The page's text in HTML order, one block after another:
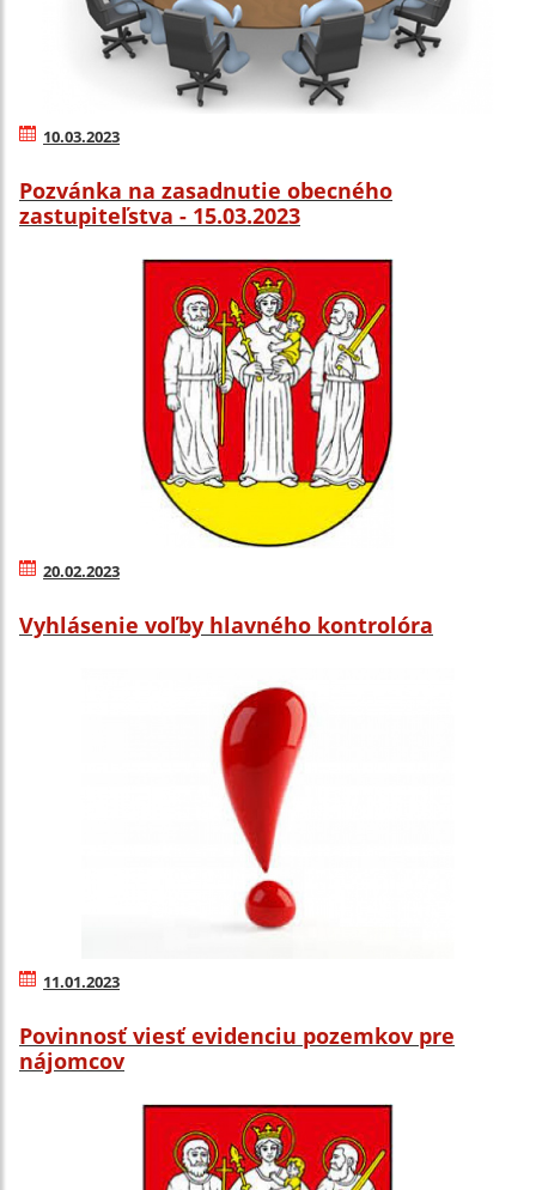
10.03.2023
Pozvánka na zasadnutie obecného
zastupiteľstva - 15.03.2023
20.02.2023
Vyhlásenie voľby hlavného kontrolóra
11.01.2023
Povinnosť viesť evidenciu pozemkov pre
nájomcov